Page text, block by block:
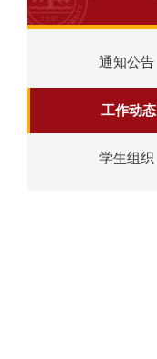
通知公告
工作动态
学生组织